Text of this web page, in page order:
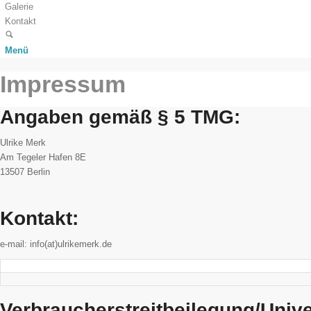
Galerie
Kontakt
Menü
Impressum
Angaben gemäß § 5 TMG:
Ulrike Merk
Am Tegeler Hafen 8E
13507 Berlin
Kontakt:
e-mail: info(at)ulrikemerk.de